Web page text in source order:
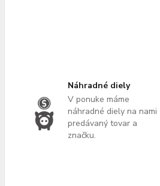
Náhradné diely
V ponuke máme
náhradné diely na nami
predávaný tovar a
značku.